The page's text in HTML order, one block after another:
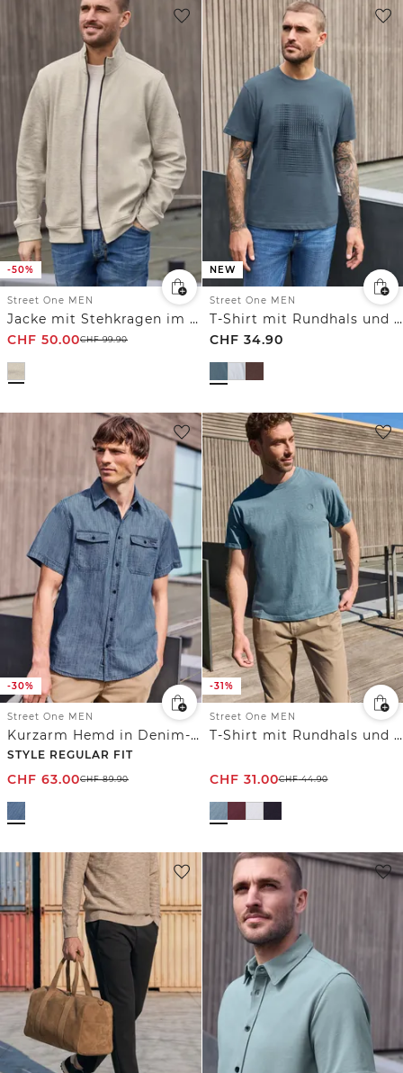
-50%
Street One MEN
Jacke mit Stehkragen im Melange-Look
CHF 50.00CHF99.90
NEW
Street One MEN
T-Shirt mit Rundhals und Print
CHF 34.90
-30%
Street One MEN
Kurzarm Hemd in Denim-Optik
STYLE REGULAR FIT
CHF 63.00CHF89.90
-31%
Street One MEN
T-Shirt mit Rundhals und Turn-Up-Detail
CHF 31.00CHF44.90